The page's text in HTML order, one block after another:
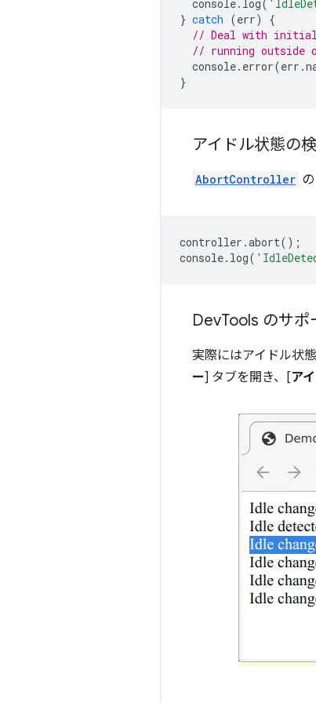
console. log(
} catch (err)
{
// Deal with
// running outside
console. error(err .
}
アイドル状態の
AbortController の
controller .abort();
console. log(
DevTools のサポ
実際にはアイドル状
ー] タブを開き、[ア